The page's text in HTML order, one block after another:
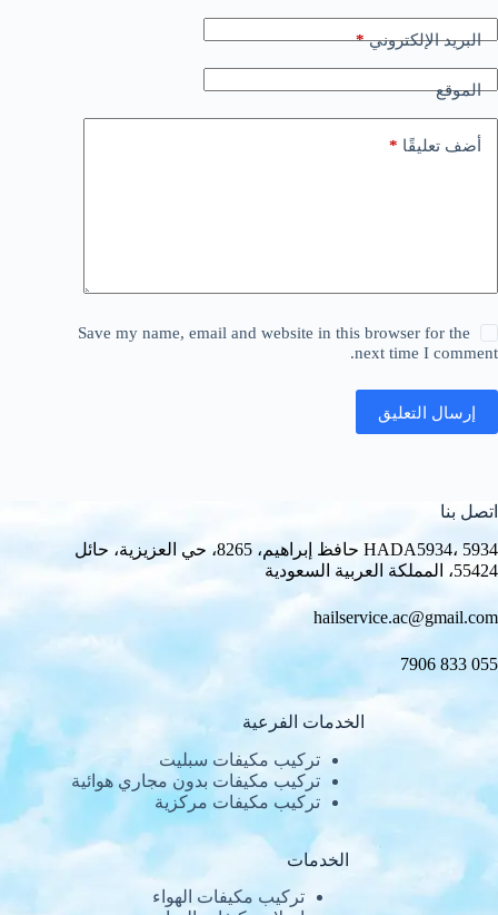
البريد الإلكتروني*
الموقع
أضف تعليقًا *
Save my name, email and website in this browser for the
next time I comment.
إرسال التعليق
اتصل بنا
HADA5934، 5934 حافظ إبراهيم، 8265، حي العزيزية، حائل
55424، المملكة العربية السعودية
hailservice.ac@gmail.com
055 833 7906
الخدمات الفرعية
تركيب مكيفات سبليت
تركيب مكيفات بدون مجاري هوائية
تركيب مكيفات مركزية
الخدمات
تركيب مكيفات الهواء